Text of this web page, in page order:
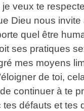
veux te
Dieu nous invite
quel être
ses pratiques
mes moyens
de toi,
continuer à te
tes défauts et tes